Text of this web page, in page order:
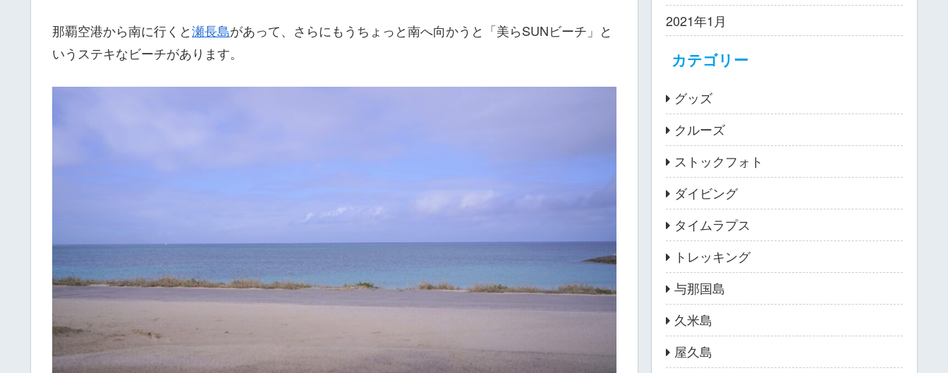
那覇空港から南に行くと瀬長島があって、さらにもうちょっと南へ向かうと「美らSUNビーチ」と
いうステキなビーチがあります。
2021年1月
カテゴリー
グッズ
クルーズ
ストックフォト
ダイビング
タイムラプス
トレッキング
与那国島
久米島
屋久島